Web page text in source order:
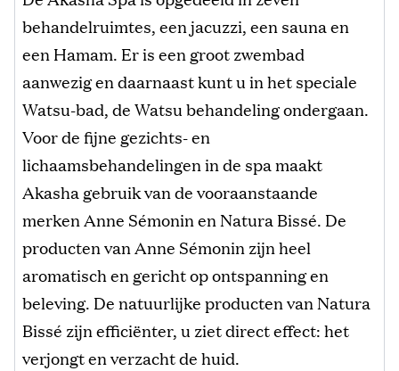
behandelruimtes, een jacuzzi, een sauna en
een Hamam. Er is een groot zwembad
aanwezig en daarnaast kunt u in het speciale
Watsu-bad, de Watsu behandeling ondergaan.
Voor de fijne gezichts- en
lichaamsbehandelingen in de spa maakt
Akasha gebruik van de vooraanstaande
merken Anne Sémonin en Natura Bissé. De
producten van Anne Sémonin zijn heel
aromatisch en gericht op ontspanning en
beleving. De natuurlijke producten van Natura
Bissé zijn efficiënter, u ziet direct effect: het
verjongt en verzacht de huid.